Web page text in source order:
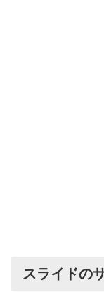
スライドの